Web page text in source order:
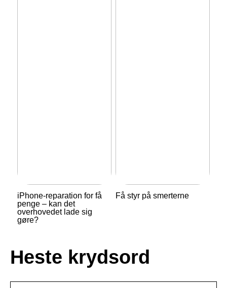
iPhone-reparation for få
penge – kan det
overhovedet lade sig
gøre?
Få styr på smerterne
Heste krydsord